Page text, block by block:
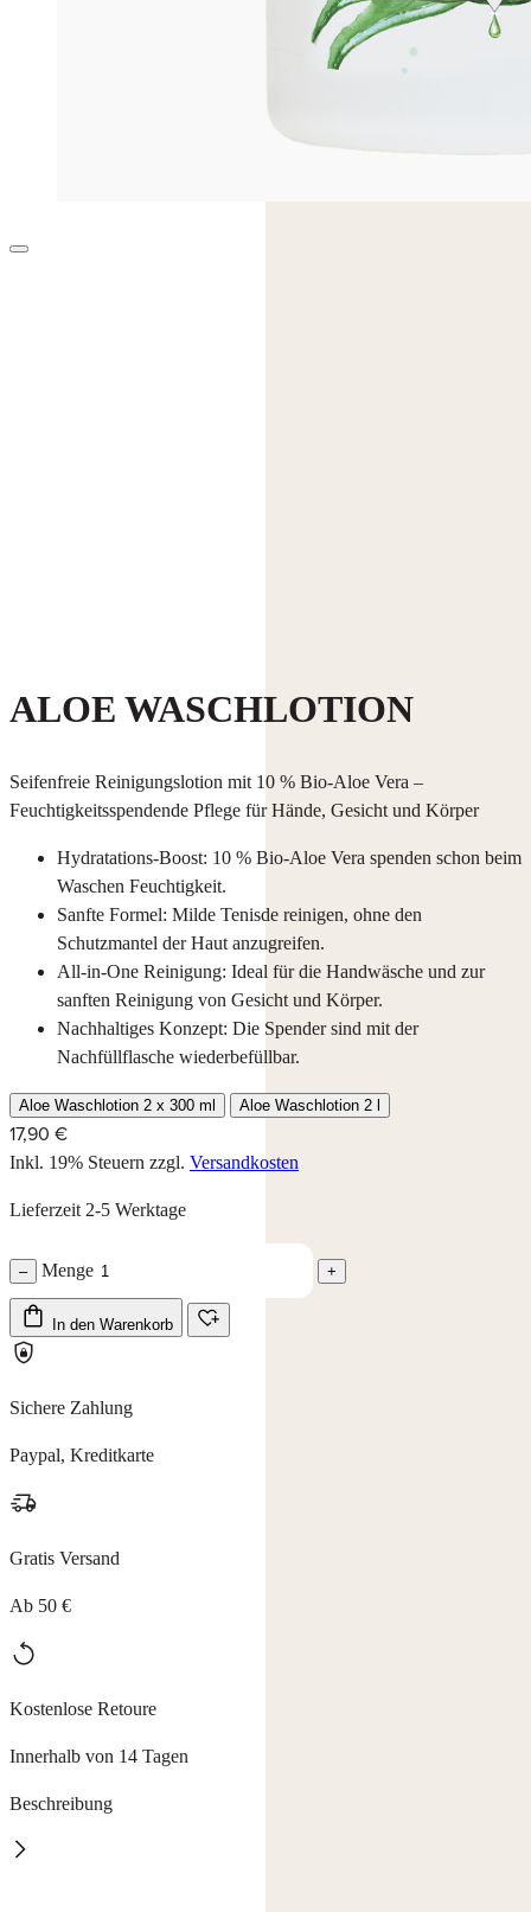
ALOE WASCHLOTION
Seifenfreie Reinigungslotion mit 10 % Bio-Aloe Vera –
Feuchtigkeitsspendende Pflege für Hände, Gesicht und Körper
Hydratations-Boost: 10 % Bio-Aloe Vera spenden schon beim
Waschen Feuchtigkeit.
Sanfte Formel: Milde Tenisde reinigen, ohne den
Schutzmantel der Haut anzugreifen.
All-in-One Reinigung: Ideal für die Handwäsche und zur
sanften Reinigung von Gesicht und Körper.
Nachhaltiges Konzept: Die Spender sind mit der
Nachfüllflasche wiederbefüllbar.
Aloe Waschlotion 2 x 300 ml Aloe Waschlotion 2 l
17,90 €
Inkl. 19% Steuern zzgl. Versandkosten
Lieferzeit 2-5 Werktage
– Menge +
In den Warenkorb
Sichere Zahlung
Paypal, Kreditkarte
Gratis Versand
Ab 50 €
Kostenlose Retoure
Innerhalb von 14 Tagen
Beschreibung